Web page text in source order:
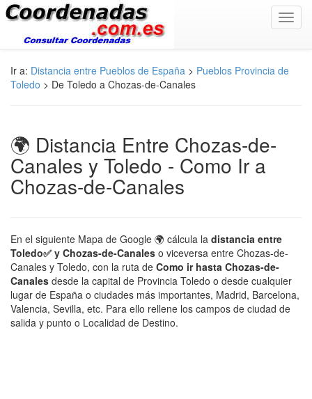
Ir a: Distancia entre Pueblos de España > Pueblos Provincia de
Toledo > De Toledo a Chozas-de-Canales
🌍 Distancia Entre Chozas-de-
Canales y Toledo - Como Ir a
Chozas-de-Canales
En el siguiente Mapa de Google 🌍 cálcula la distancia entre
Toledo✅ y Chozas-de-Canales o viceversa entre Chozas-de-
Canales y Toledo, con la ruta de Como ir hasta Chozas-de-
Canales desde la capital de Provincia Toledo o desde cualquier
lugar de España o ciudades más importantes, Madrid, Barcelona,
Valencia, Sevilla, etc. Para ello rellene los campos de ciudad de
salida y punto o Localidad de Destino.